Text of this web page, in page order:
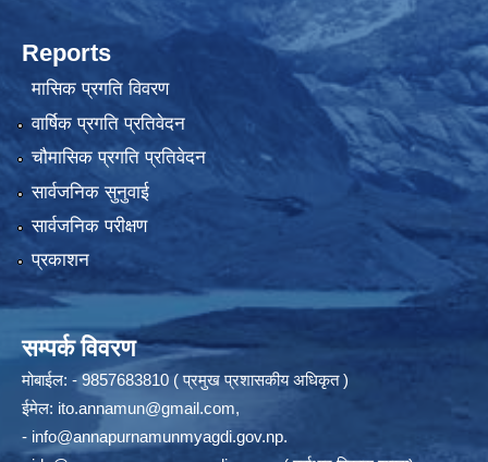
Reports
मासिक प्रगति विवरण
वार्षिक प्रगति प्रतिवेदन
चौमासिक प्रगति प्रतिवेदन
सार्वजनिक सुनुवाई
सार्वजनिक परीक्षण
प्रकाशन
सम्पर्क विवरण
मोबाईल: - 9857683810 ( प्रमुख प्रशासकीय अधिकृत )
ईमेल: ito.annamun@gmail.com,
- info@annapurnamunmyagdi.gov.np.